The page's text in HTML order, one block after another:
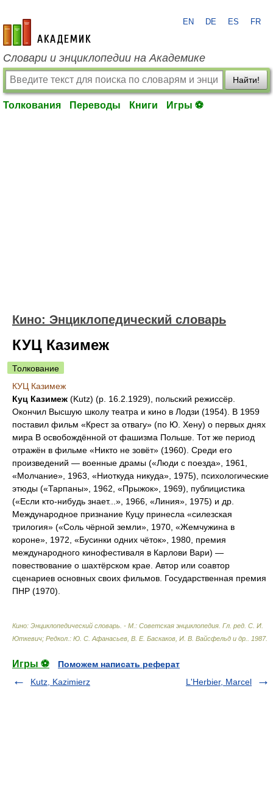
academic.ru
EN DE ES FR
Словари и энциклопедии на Академике
Найти!
Толкования Переводы Книги Игры ⚽
Кино: Энциклопедический словарь
КУЦ Казимеж
Толкование
КУЦ Казимеж
Куц Казимеж (Kutz) (р. 16.2.1929), польский режиссёр.
Окончил Высшую школу театра и кино в Лодзи (1954). В 1959
поставил фильм «Крест за отвагу» (по Ю. Хену) о первых днях
мира В освобождённой от фашизма Польше. Тот же период
отражён в фильме «Никто не зовёт» (1960). Среди его
произведений — военные драмы («Люди с поезда», 1961,
«Молчание», 1963, «Ниоткуда никуда», 1975), психологические
этюды («Тарпаны», 1962, «Прыжок», 1969), публицистика
(«Если кто-нибудь знает...», 1966, «Линия», 1975) и др.
Международное признание Куцу принесла «силезская
трилогия» («Соль чёрной земли», 1970, «Жемчужина в
короне», 1972, «Бусинки одних чёток», 1980, премия
международного кинофестиваля в Карлови Вари) —
повествование о шахтёрском крае. Автор или соавтор
сценариев основных своих фильмов. Государственная премия
ПНР (1970).
Кино: Энциклопедический словарь. - М.: Советская энциклопедия Гл. ред. С. И.
Юткевич; Редкол.: Ю. С. Афанасьев, В. Е. Баскаков, И. В. Вайсфельд и др.
1987.
Игры ⚽
Поможем написать реферат
Kutz, Kazimierz
L'Herbier, Marcel